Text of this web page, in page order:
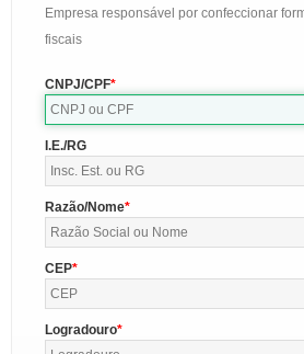
Empresa responsável por confeccionar
fiscais
CNPJ/CPF
I.E./RG
Razão/Nome
CEP
Logradouro